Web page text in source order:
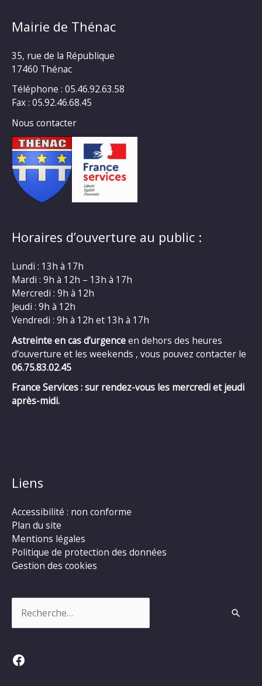
Mairie de Thénac
35, rue de la République
17460 Thénac
Téléphone : 05.46.92.63.58
Fax : 05.92.46.68.45
Nous contacter
Horaires d’ouverture au public :
Lundi : 13h à 17h
Mardi : 9h à 12h – 13h à 17h
Mercredi : 9h à 12h
Jeudi : 9h à 12h
Vendredi : 9h à 12h et 13h à 17h
Astreinte en cas d’urgenceen dehors des heures
d’ouverture et les weekends , vous pouvez contacter le
06.75.83.02.45
France Services : sur rendez-vous les mercredi et jeudi
après-midi.
Liens
Accessibilité : non conforme
Plan du site
Mentions légales
Politique de protection des données
Gestion des cookies
Facebook